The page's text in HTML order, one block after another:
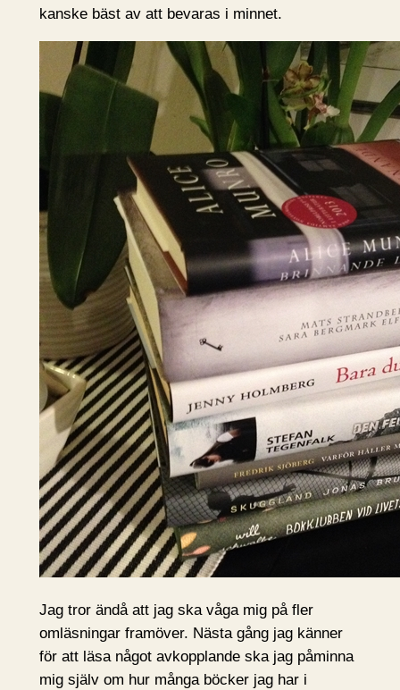
kanske bäst av att bevaras i minnet.
Jag tror ändå att jag ska våga mig på fler
omläsningar framöver. Nästa gång jag känner
för att läsa något avkopplande ska jag påminna
mig själv om hur många böcker jag har i